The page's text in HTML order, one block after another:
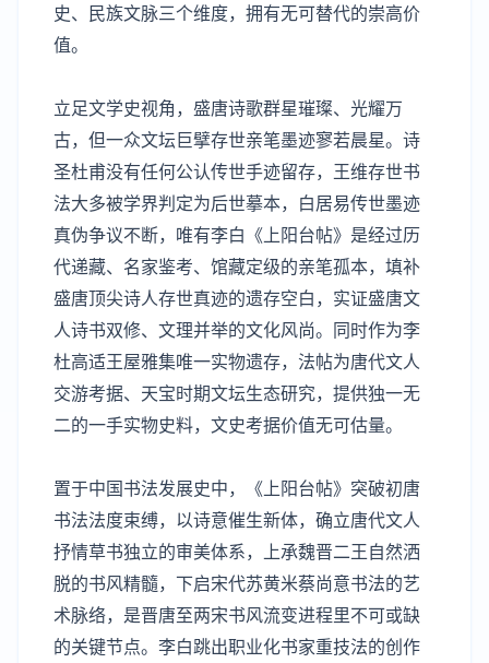
史、民族文脉三个维度，拥有无可替代的崇高价
值。
立足文学史视角，盛唐诗歌群星璀璨、光耀万
古，但一众文坛巨擘存世亲笔墨迹寥若晨星。诗
圣杜甫没有任何公认传世手迹留存，王维存世书
法大多被学界判定为后世摹本，白居易传世墨迹
真伪争议不断，唯有李白《上阳台帖》是经过历
代递藏、名家鉴考、馆藏定级的亲笔孤本，填补
盛唐顶尖诗人存世真迹的遗存空白，实证盛唐文
人诗书双修、文理并举的文化风尚。同时作为李
杜高适王屋雅集唯一实物遗存，法帖为唐代文人
交游考据、天宝时期文坛生态研究，提供独一无
二的一手实物史料，文史考据价值无可估量。
置于中国书法发展史中，《上阳台帖》突破初唐
书法法度束缚，以诗意催生新体，确立唐代文人
抒情草书独立的审美体系，上承魏晋二王自然洒
脱的书风精髓，下启宋代苏黄米蔡尚意书法的艺
术脉络，是晋唐至两宋书风流变进程里不可或缺
的关键节点。李白跳出职业化书家重技法的创作